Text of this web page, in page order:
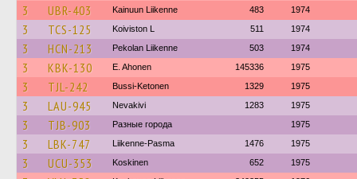
3 UBR-403 Kainuun Liikenne 483 1974
3 TCS-125 Koiviston L 511 1974
3 HCN-213 Pekolan Liikenne 503 1974
3 KBK-130 E. Ahonen 145336 1975
3 TJL-242 Bussi-Ketonen 1329 1975
3 LAU-945 Nevakivi 1283 1975
3 TJB-903 Разные города 1975
3 LBK-747 Liikenne-Pasma 1476 1975
3 UCU-353 Koskinen 652 1975